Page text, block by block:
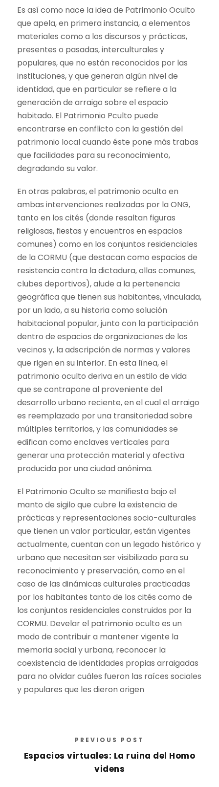
Es así como nace la idea de Patrimonio Oculto
que apela, en primera instancia, a elementos
materiales como a los discursos y prácticas,
presentes o pasadas, interculturales y
populares, que no están reconocidos por las
instituciones, y que generan algún nivel de
identidad, que en particular se refiere a la
generación de arraigo sobre el espacio
habitado. El Patrimonio Pculto puede
encontrarse en conflicto con la gestión del
patrimonio local cuando éste pone más trabas
que facilidades para su reconocimiento,
degradando su valor.
En otras palabras, el patrimonio oculto en
ambas intervenciones realizadas por la ONG,
tanto en los cités (donde resaltan figuras
religiosas, fiestas y encuentros en espacios
comunes) como en los conjuntos residenciales
de la CORMU (que destacan como espacios de
resistencia contra la dictadura, ollas comunes,
clubes deportivos), alude a la pertenencia
geográfica que tienen sus habitantes, vinculada,
por un lado, a su historia como solución
habitacional popular, junto con la participación
dentro de espacios de organizaciones de los
vecinos y, la adscripción de normas y valores
que rigen en su interior. En esta línea, el
patrimonio oculto deriva en un estilo de vida
que se contrapone al proveniente del
desarrollo urbano reciente, en el cual el arraigo
es reemplazado por una transitoriedad sobre
múltiples territorios, y las comunidades se
edifican como enclaves verticales para
generar una protección material y afectiva
producida por una ciudad anónima.
El Patrimonio Oculto se manifiesta bajo el
manto de sigilo que cubre la existencia de
prácticas y representaciones socio-culturales
que tienen un valor particular, están vigentes
actualmente, cuentan con un legado histórico y
urbano que necesitan ser visibilizado para su
reconocimiento y preservación, como en el
caso de las dinámicas culturales practicadas
por los habitantes tanto de los cités como de
los conjuntos residenciales construidos por la
CORMU. Develar el patrimonio oculto es un
modo de contribuir a mantener vigente la
memoria social y urbana, reconocer la
coexistencia de identidades propias arraigadas
para no olvidar cuáles fueron las raíces sociales
y populares que les dieron origen
PREVIOUS POST
Espacios virtuales: La ruina del Homo
videns